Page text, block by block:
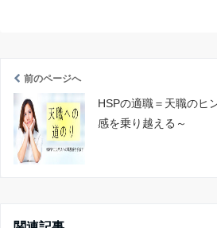
前のページへ
HSPの適職＝天職の
感を乗り越える～